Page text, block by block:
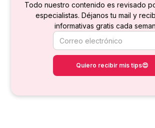
Todo nuestro contenido es revisado
especialistas. Déjanos tu mail y
informativas gratis cada